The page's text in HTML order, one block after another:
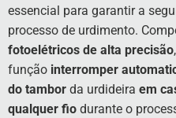
essencial para garantir a
processo de urdimento.
fotoelétricos de alta precisão
função interromper
do tambor da urdideira em
qualquer fio durante o